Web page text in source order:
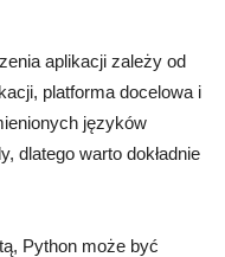
aplikacji zależy od
platforma docelowa i
języków
dlatego warto dokładnie
Python może być